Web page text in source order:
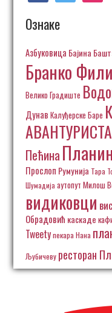
Ознаке
Азбуковица Бајина
Бранко
Велико Градиште
Дунав Калуђерске Баре
АВАНТУРИСТА
Пећина
Прослоп Румунија Тара
Шумадија аутопут Милош
видиковци
Обрадовић каскаде
Tweetyпекара Нана
Љубичеву ресторан